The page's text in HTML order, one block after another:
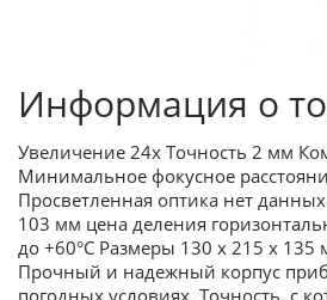
Информация о
Увеличение 24х Точность 2 мм
Минимальное фокусное
Просветленная оптика нет
103 мм цена деления
до +60°С Размеры 130 x 215 x 135
Прочный и надежный корпус
погодных условиях. Точность, с